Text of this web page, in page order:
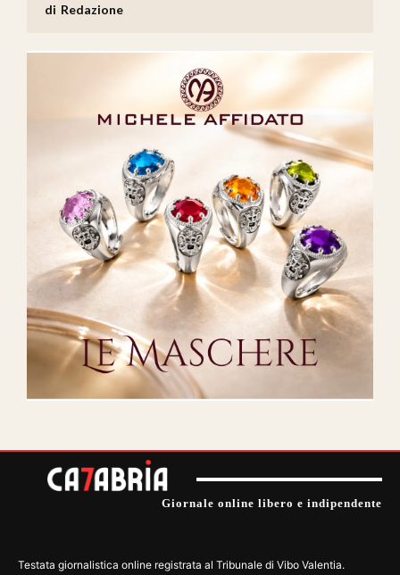
Redazione
Giornale online libero e indipendente
Testata giornalistica online registrata al Tribunale di Vibo Valentia.